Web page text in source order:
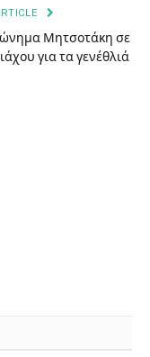
Μητσοτάκη σε
για τα γενέθλιά